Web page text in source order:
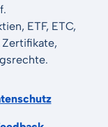
ETF, ETC,
Zertifikate,